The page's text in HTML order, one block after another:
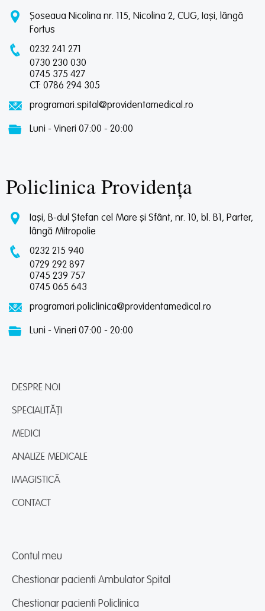
Șoseaua Nicolina nr. 115, Nicolina 2, CUG, Iași, lângă
Fortus
0232 241 271
0730 230 030
0745 375 427
CT: 0786 294 305
programari.spital@providentamedical.ro
Luni - Vineri 07:00 - 20:00
Policlinica Providența
Iași, B-dul Ștefan cel Mare și Sfânt, nr. 10, bl. B1, Parter,
lângă Mitropolie
0232 215 940
0729 292 897
0745 239 757
0745 065 643
programari.policlinica@providentamedical.ro
Luni - Vineri 07:00 - 20:00
DESPRE NOI
SPECIALITĂȚI
MEDICI
ANALIZE MEDICALE
IMAGISTICĂ
CONTACT
Contul meu
Chestionar pacienti Ambulator Spital
Chestionar pacienti Policlinica